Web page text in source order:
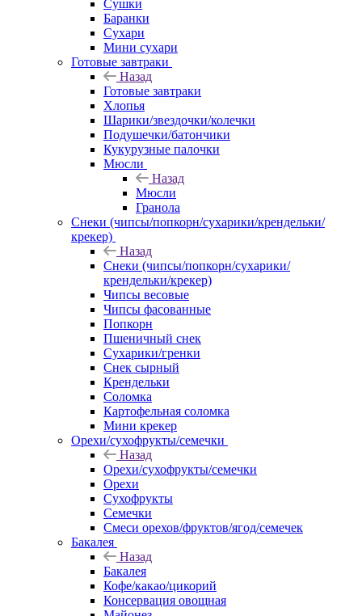
Сушки
Баранки
Сухари
Мини сухари
Готовые завтраки
Назад
Готовые завтраки
Хлопья
Шарики/звездочки/колечки
Подушечки/батончики
Кукурузные палочки
Мюсли
Назад
Мюсли
Гранола
Снеки (чипсы/попкорн/сухарики/крендельки/
крекер)
Назад
Снеки (чипсы/попкорн/сухарики/
крендельки/крекер)
Чипсы весовые
Чипсы фасованные
Попкорн
Пшеничный снек
Сухарики/гренки
Снек сырный
Крендельки
Соломка
Картофельная соломка
Мини крекер
Орехи/сухофрукты/семечки
Назад
Орехи/сухофрукты/семечки
Орехи
Сухофрукты
Семечки
Смеси орехов/фруктов/ягод/семечек
Бакалея
Назад
Бакалея
Кофе/какао/цикорий
Консервация овощная